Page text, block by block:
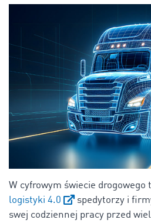
W cyfrowym świecie
logistyki 4.0
spedytorzy i
swej codziennej pracy przed